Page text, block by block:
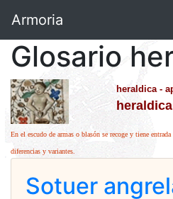
Armoria
Glosario
heraldica -
En el escudo de armas o blasón se recoge y tiene
diferencias y variantes.
Sotuer